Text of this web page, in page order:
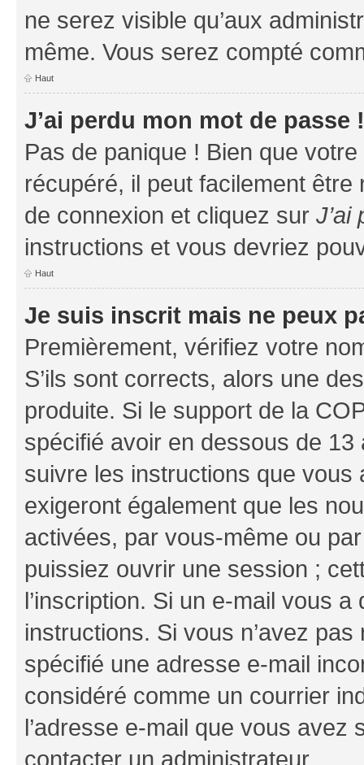
ne serez visible qu’aux
même. Vous serez compté
Haut
J’ai perdu mon mot de passe !
Pas de panique ! Bien que
récupéré, il peut facilement
de connexion et cliquez sur J’ai
instructions et vous devriez
Haut
Je suis inscrit mais ne peux
Premièrement, vérifiez votre
S’ils sont corrects, alors une
produite. Si le support de la
spécifié avoir en dessous de 13
suivre les instructions que
exigeront également que les
activées, par vous-même ou
puissiez ouvrir une session ;
l’inscription. Si un e-mail vous
instructions. Si vous n’avez
spécifié une adresse e-mail
considéré comme un courrier
l’adresse e-mail que vous
contacter un administrateur.